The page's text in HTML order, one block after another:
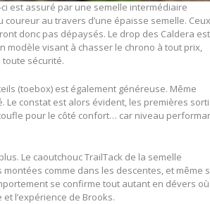
est assuré par une semelle intermédiaire
au travers d’une épaisse semelle. Ceux
donc pas dépaysés. Le drop des Caldera
modèle visant à chasser le chrono à tout prix,
sécurité.
(toebox) est également généreuse. Même
constat est alors évident, les premières
pour le côté confort… car niveau
Le caoutchouc TrailTack de la semelle
comme dans les descentes, et même
se confirme tout autant en dévers
l’expérience de Brooks.